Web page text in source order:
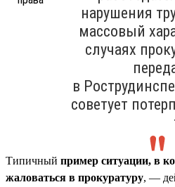
нарушения
массовый
случаях
в
советует
Типичный пример ситуации, в
жаловаться в прокуратуру, —